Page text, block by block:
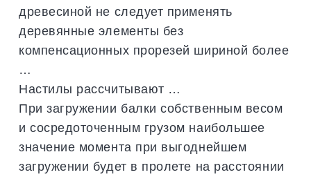
древесиной не следует применять
деревянные элементы без
компенсационных прорезей шириной более
…
Настилы рассчитывают …
При загружении балки собственным весом
и сосредоточенным грузом наибольшее
значение момента при выгоднейшем
загружении будет в пролете на расстоянии